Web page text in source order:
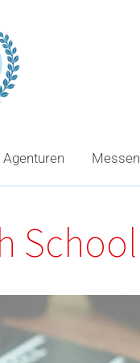
Agenturen Messen
School